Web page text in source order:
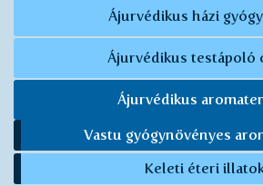
Ájurvédikus házi
Ájurvédikus testápoló
Ájurvédikus
Vastu gyógynövényes
Keleti éteri